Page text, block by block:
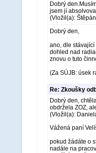
Dobrý
jsem jí
(Vložil(a):
Dobrý den,
ano, dle stávající
dohled nad
znovu o tuto
(Za SÚJB: úsek
Re: Zkoušky
Dobrý den,
obdržela ZOZ,
(Vložil(a):
Vážená paní
pokud žádáte o
nadále na